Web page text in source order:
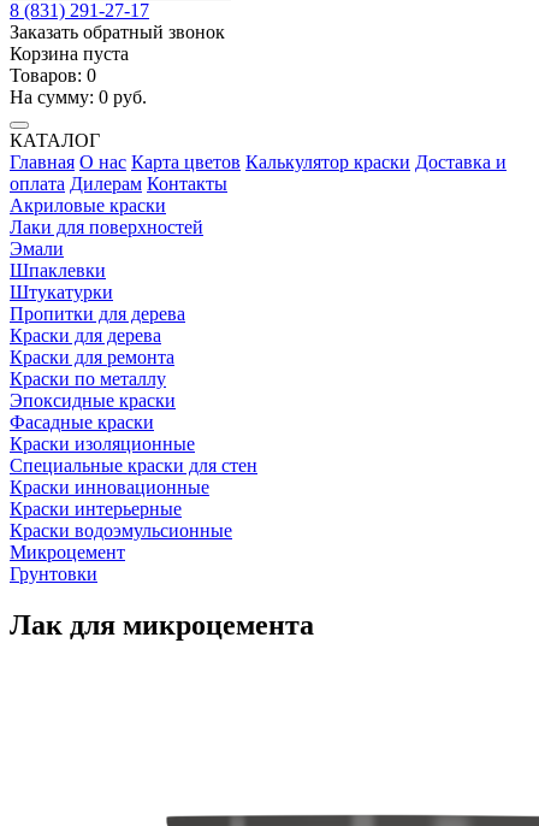
8 (831) 291-27-17
Заказать обратный звонок
Корзина пуста
Товаров: 0
На сумму: 0 руб.
КАТАЛОГ
Главная О нас Карта цветов Калькулятор краски Доставка и
оплата Дилерам Контакты
Акриловые краски
Лаки для поверхностей
Эмали
Шпаклевки
Штукатурки
Пропитки для дерева
Краски для дерева
Краски для ремонта
Краски по металлу
Эпоксидные краски
Фасадные краски
Краски изоляционные
Специальные краски для стен
Краски инновационные
Краски интерьерные
Краски водоэмульсионные
Микроцемент
Грунтовки
Лак для микроцемента